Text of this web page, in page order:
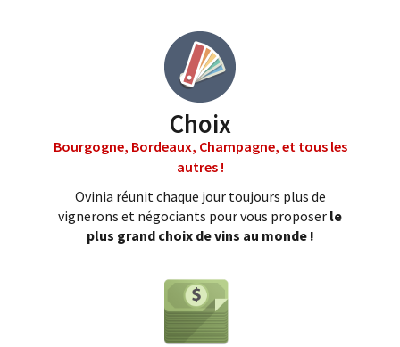
Choix
Bourgogne, Bordeaux, Champagne, et tous les
autres !
Ovinia réunit chaque jour toujours plus de
vignerons et négociants pour vous proposer le
plus grand choix de vins au monde !